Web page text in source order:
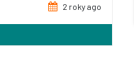
2 roky ago